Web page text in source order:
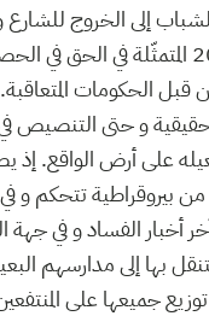
إلى الخروج
ديسمبر 2010 – جانفي 2011
الحكومات
على أرض الواقع. إذ
من بيروقراطية تتحكم و
أخبار الفساد و في
للتنقل بها إلى
جميعها على